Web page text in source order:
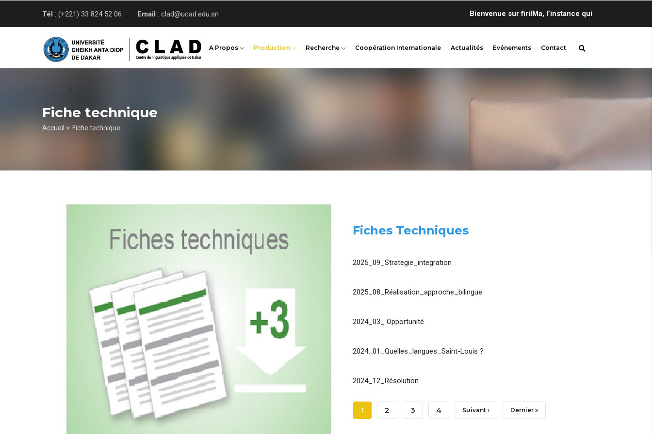
Tél : (+221) 33 824 52 06 Email : clad@ucad.edu.sn Bienvenue sur firilMa, l’instance qui propose au sein
A Propos Production Recherche Coopération Internationale Actualités Evénements Contact
Fiche technique
Fil
Accueil > Fiche technique
Fiches Techniques
2025_09_Strategie_integration
2025_08_Réalisation_approche_bilingue
2024_03_ Opportunité
2024_01_Quelles_langues_Saint-Louis ?
2024_12_Résolution
Pagination
Page
1 Page
2 Page
3 Page
4 Page
Suivant › Dernière
Dernier »